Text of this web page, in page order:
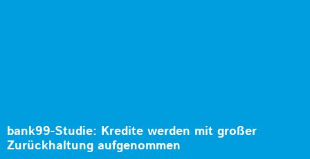
bank99-Studie: Kredite werden mit großer
Zurückhaltung aufgenommen